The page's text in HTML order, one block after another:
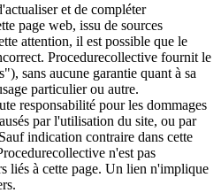
et de compléter
page web, issu de sources
attention, il est possible que le
Procedurecollective fournit le
sans aucune garantie quant à sa
particulier ou autre.
responsabilité pour les dommages
par l'utilisation du site, ou par
indication contraire dans cette
n'est pas
liés à cette page. Un lien n'implique